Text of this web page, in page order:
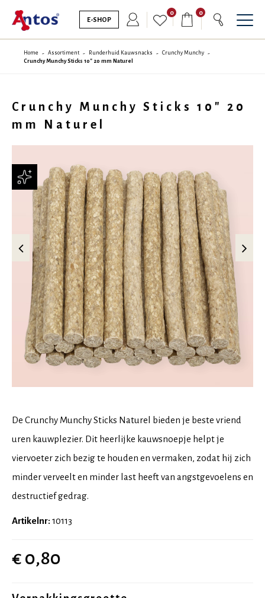
E-SHOP
0 0
Home Assortiment Runderhuid Kauwsnacks
Crunchy Munchy
Crunchy Munchy Sticks 10" 20 mm Naturel
Crunchy Munchy Sticks 10" 20
mm Naturel
De Crunchy Munchy Sticks Naturel bieden je beste vriend
uren kauwplezier. Dit heerlijke kauwsnoepje helpt je
viervoeter zich bezig te houden en vermaken, zodat hij zich
minder verveelt en minder last heeft van angstgevoelens en
destructief gedrag.
Artikelnr: 10113
€ 0,80